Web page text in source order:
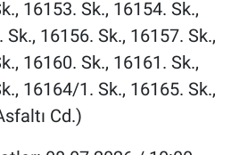
16153. Sk., 16154. Sk.,
16156. Sk., 16157. Sk.,
16160. Sk., 16161. Sk.,
16164/1. Sk., 16165. Sk.,
Cd.)